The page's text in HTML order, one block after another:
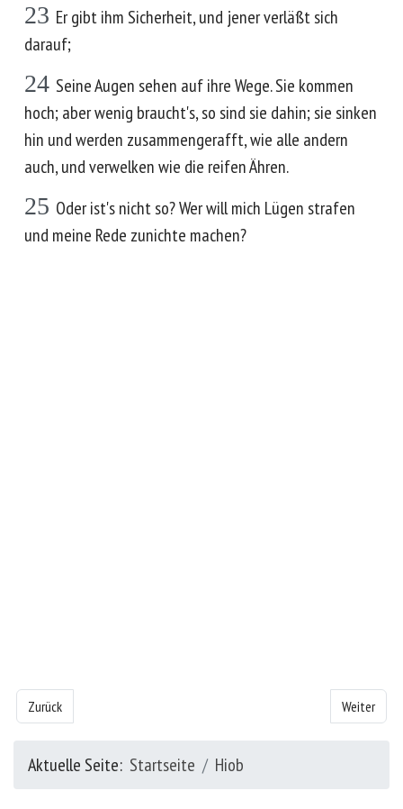
23 Er gibt ihm Sicherheit, und jener verläßt sich
darauf;
24 Seine Augen sehen auf ihre Wege. Sie kommen
hoch; aber wenig braucht's, so sind sie dahin; sie sinken
hin und werden zusammengerafft, wie alle andern
auch, und verwelken wie die reifen Ähren.
25 Oder ist's nicht so? Wer will mich Lügen strafen
und meine Rede zunichte machen?
Vorheriger Beitrag: Das Buch Hiob - Kapitel 23
Zurück Nächster
Weiter
Aktuelle Seite: Startseite Hiob